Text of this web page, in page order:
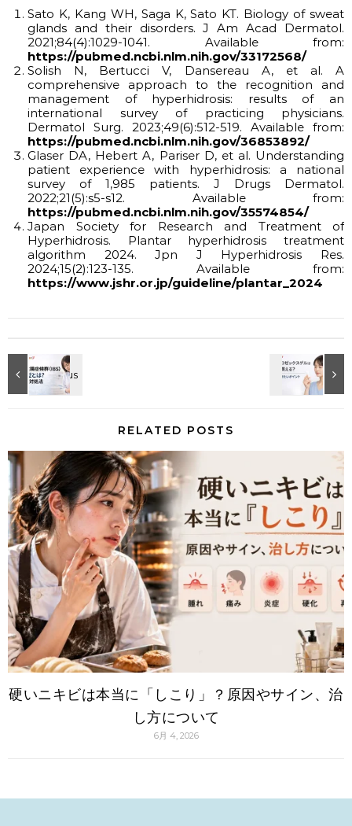
Sato K, Kang WH, Saga K, Sato KT. Biology of sweat
glands and their disorders. J Am Acad Dermatol.
2021;84(4):1029-1041. Available from:
https://pubmed.ncbi.nlm.nih.gov/33172568/
Solish N, Bertucci V, Dansereau A, et al. A
comprehensive approach to the recognition and
management of hyperhidrosis: results of an
international survey of practicing physicians.
Dermatol Surg. 2023;49(6):512-519. Available from:
https://pubmed.ncbi.nlm.nih.gov/36853892/
Glaser DA, Hebert A, Pariser D, et al. Understanding
patient experience with hyperhidrosis: a national
survey of 1,985 patients. J Drugs Dermatol.
2022;21(5):s5-s12. Available from:
https://pubmed.ncbi.nlm.nih.gov/35574854/
Japan Society for Research and Treatment of
Hyperhidrosis. Plantar hyperhidrosis treatment
algorithm 2024. Jpn J Hyperhidrosis Res.
2024;15(2):123-135. Available from:
https://www.jshr.or.jp/guideline/plantar_2024
RELATED POSTS
硬いニキビは本当に「しこり」？原因やサイン、治
し方について
6月 4, 2026